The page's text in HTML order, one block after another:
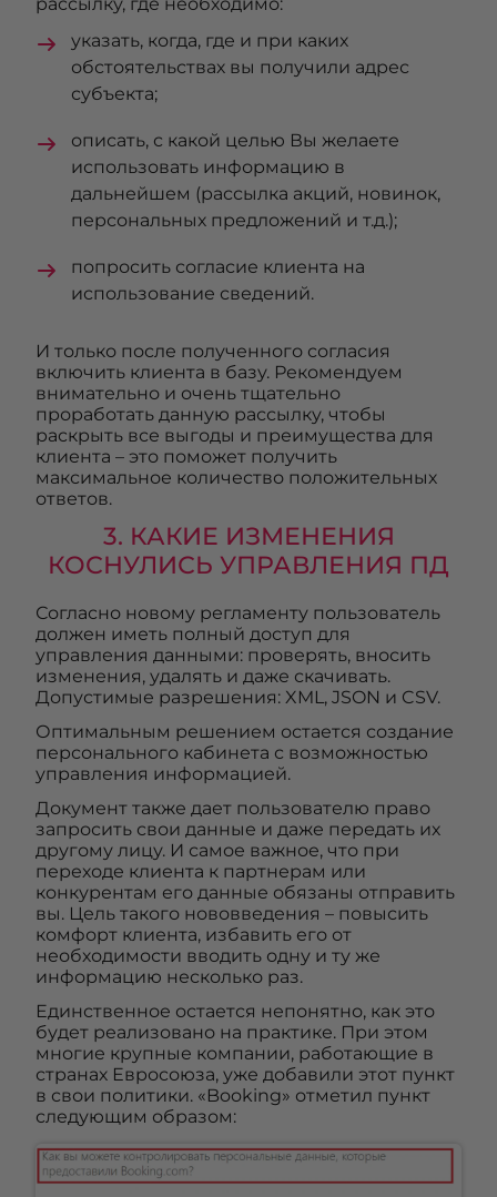
рассылку, где необходимо:
указать, когда, где и при каких
обстоятельствах вы получили адрес
субъекта;
описать, с какой целью Вы желаете
использовать информацию в
дальнейшем (рассылка акций, новинок,
персональных предложений и т.д.);
попросить согласие клиента на
использование сведений.
И только после полученного согласия
включить клиента в базу. Рекомендуем
внимательно и очень тщательно
проработать данную рассылку, чтобы
раскрыть все выгоды и преимущества для
клиента – это поможет получить
максимальное количество положительных
ответов.
3. КАКИЕ ИЗМЕНЕНИЯ
КОСНУЛИСЬ УПРАВЛЕНИЯ ПД
Согласно новому регламенту пользователь
должен иметь полный доступ для
управления данными: проверять, вносить
изменения, удалять и даже скачивать.
Допустимые разрешения: XML, JSON и CSV.
Оптимальным решением остается создание
персонального кабинета с возможностью
управления информацией.
Документ также дает пользователю право
запросить свои данные и даже передать их
другому лицу. И самое важное, что при
переходе клиента к партнерам или
конкурентам его данные обязаны отправить
вы. Цель такого нововведения – повысить
комфорт клиента, избавить его от
необходимости вводить одну и ту же
информацию несколько раз.
Единственное остается непонятно, как это
будет реализовано на практике. При этом
многие крупные компании, работающие в
странах Евросоюза, уже добавили этот пункт
в свои политики. «Booking» отметил пункт
следующим образом: